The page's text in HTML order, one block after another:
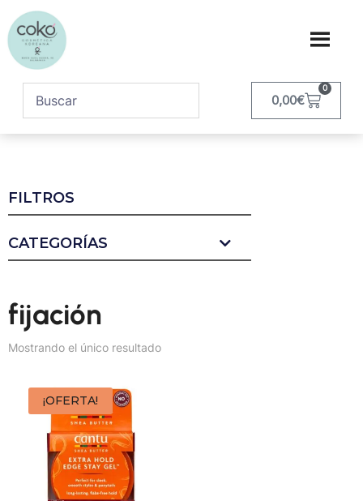
0,00€
0
FILTROS
CATEGORÍAS
fijación
Mostrando el único resultado
¡OFERTA!